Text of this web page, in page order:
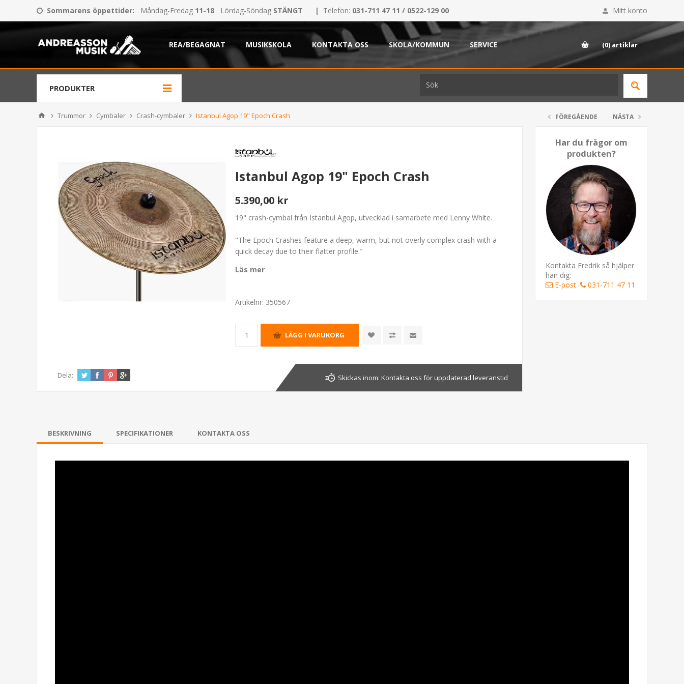
Sommarens öppettider: Måndag-Fredag 11-18 Lördag-Söndag STÄNGT | Telefon: 031-711 47 11 / 0522-129 00 Mitt konto
REA/BEGAGNAT MUSIKSKOLA KONTAKTA OSS SKOLA/KOMMUN SERVICE (0) artiklar
PRODUKTER
Trummor Cymbaler Crash-cymbaler Istanbul Agop 19" Epoch Crash FÖREGÅENDE NÄSTA
Har du frågor om
produkten?
Kontakta Fredrik så hjälper
han dig:
E-post
031-711 47 11
Istanbul Agop 19" Epoch Crash
5.390,00 kr
19" crash-cymbal från Istanbul Agop, utvecklad i samarbete med Lenny White.
"The Epoch Crashes feature a deep, warm, but not overly complex crash with a
quick decay due to their flatter profile."
Läs mer
Artikelnr: 350567
Dela: Skickas inom: Kontakta oss för uppdaterad leveranstid
BESKRIVNING SPECIFIKATIONER KONTAKTA OSS